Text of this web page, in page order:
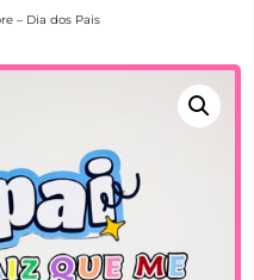
– Dia dos Pais